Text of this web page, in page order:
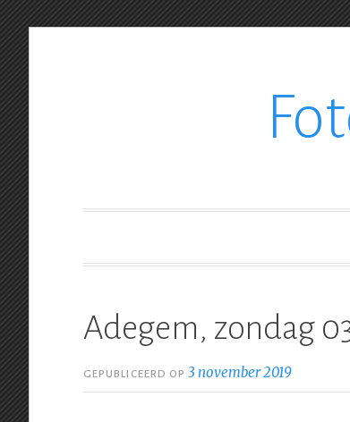
Adegem, zondag
GEPUBLICEERD OP3 november 2019